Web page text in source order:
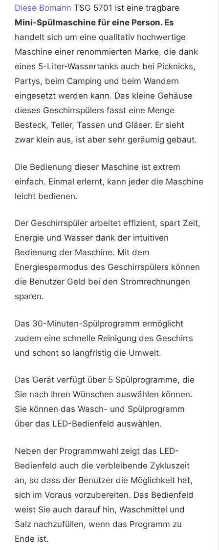
Diese Bomann TSG 5701 ist eine tragbare
Mini-Spülmaschine für eine Person. Es
handelt sich um eine qualitativ hochwertige
Maschine einer renommierten Marke, die dank
eines 5-Liter-Wassertanks auch bei Picknicks,
Partys, beim Camping und beim Wandern
eingesetzt werden kann. Das kleine Gehäuse
dieses Geschirrspülers fasst eine Menge
Besteck, Teller, Tassen und Gläser. Er sieht
zwar klein aus, ist aber sehr geräumig gebaut.
Die Bedienung dieser Maschine ist extrem
einfach. Einmal erlernt, kann jeder die Maschine
leicht bedienen.
Der Geschirrspüler arbeitet effizient, spart Zeit,
Energie und Wasser dank der intuitiven
Bedienung der Maschine. Mit dem
Energiesparmodus des Geschirrspülers können
die Benutzer Geld bei den Stromrechnungen
sparen.
Das 30-Minuten-Spülprogramm ermöglicht
zudem eine schnelle Reinigung des Geschirrs
und schont so langfristig die Umwelt.
Das Gerät verfügt über 5 Spülprogramme, die
Sie nach Ihren Wünschen auswählen können.
Sie können das Wasch- und Spülprogramm
über das LED-Bedienfeld auswählen.
Neben der Programmwahl zeigt das LED-
Bedienfeld auch die verbleibende Zykluszeit
an, so dass der Benutzer die Möglichkeit hat,
sich im Voraus vorzubereiten. Das Bedienfeld
weist Sie auch darauf hin, Waschmittel und
Salz nachzufüllen, wenn das Programm zu
Ende ist.